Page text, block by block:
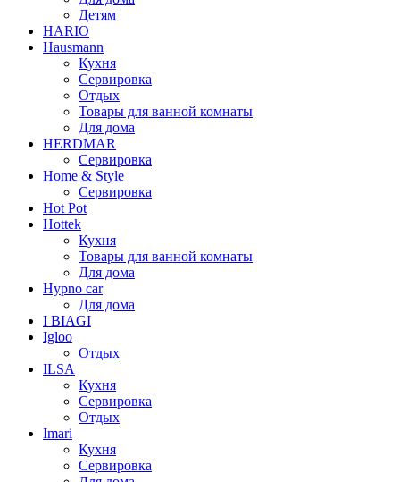
Детям
HARIO
Hausmann
Кухня
Сервировка
Отдых
Товары для ванной комнаты
Для дома
HERDMAR
Сервировка
Home & Style
Сервировка
Hot Pot
Hottek
Кухня
Товары для ванной комнаты
Для дома
Hypno car
Для дома
I BIAGI
Igloo
Отдых
ILSA
Кухня
Сервировка
Отдых
Imari
Кухня
Сервировка